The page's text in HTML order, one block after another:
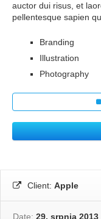
auctor dui risus, et
pellentesque sapien
Branding
Illustration
Photography
Client: Apple
Date: 29. srpnja 2013